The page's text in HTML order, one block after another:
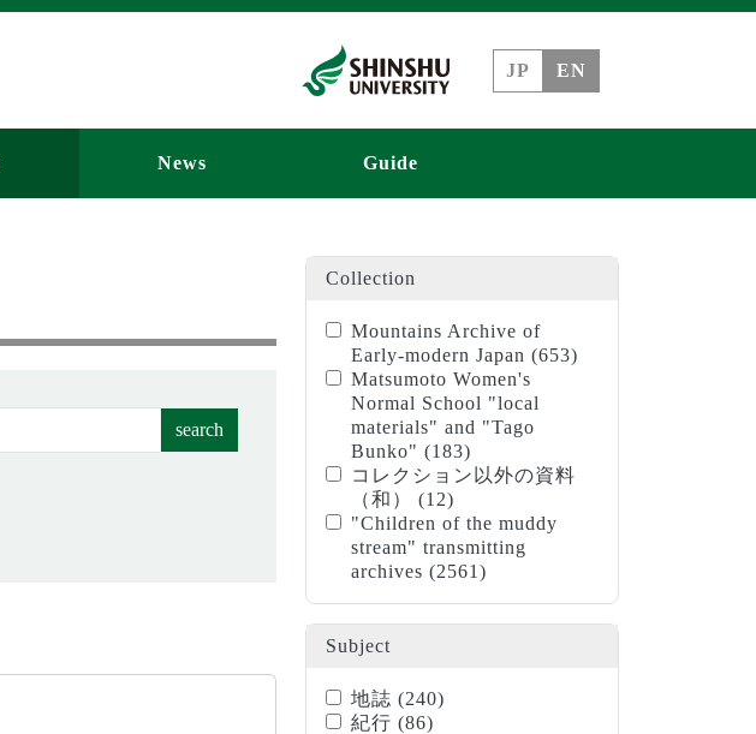
JP EN
News Guide
search
Collection
Mountains Archive of
Early-modern Japan (653)
Matsumoto Women's
Normal School "local
materials" and "Tago
Bunko" (183)
コレクション以外の資料
（和）
(12)
"Children of the muddy
stream" transmitting
archives (2561)
Subject
地誌 (240)
紀行 (86)